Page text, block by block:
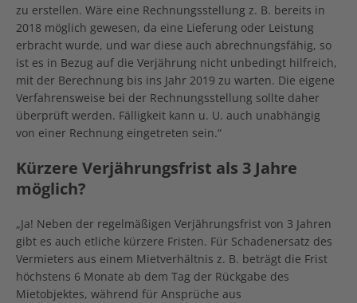
zu erstellen. Wäre eine Rechnungsstellung z. B. bereits in
2018 möglich gewesen, da eine Lieferung oder Leistung
erbracht wurde, und war diese auch abrechnungsfähig, so
ist es in Bezug auf die Verjährung nicht unbedingt hilfreich,
mit der Berechnung bis ins Jahr 2019 zu warten. Die eigene
Verfahrensweise bei der Rechnungsstellung sollte daher
überprüft werden. Fälligkeit kann u. U. auch unabhängig
von einer Rechnung eingetreten sein.“
Kürzere Verjährungsfrist als 3 Jahre
möglich?
„Ja! Neben der regelmäßigen Verjährungsfrist von 3 Jahren
gibt es auch etliche kürzere Fristen. Für Schadenersatz des
Vermieters aus einem Mietverhältnis z. B. beträgt die Frist
höchstens 6 Monate ab dem Tag der Rückgabe des
Mietobjektes, während für Ansprüche aus